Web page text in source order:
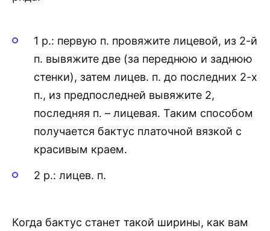
1 р.: первую п. провяжите лицевой, из 2-й
п. вывяжите две (за переднюю и заднюю
стенки), затем лицев. п. до последних 2-х
п., из предпоследней вывяжите 2,
последняя п. – лицевая. Таким способом
получается бактус платочной вязкой с
красивым краем.
2 р.: лицев. п.
Когда бактус станет такой ширины, как вам